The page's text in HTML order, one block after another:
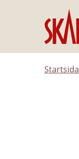
Hoppa till innehåll
Startsida